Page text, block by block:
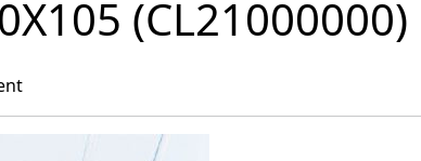
(CL21000000)